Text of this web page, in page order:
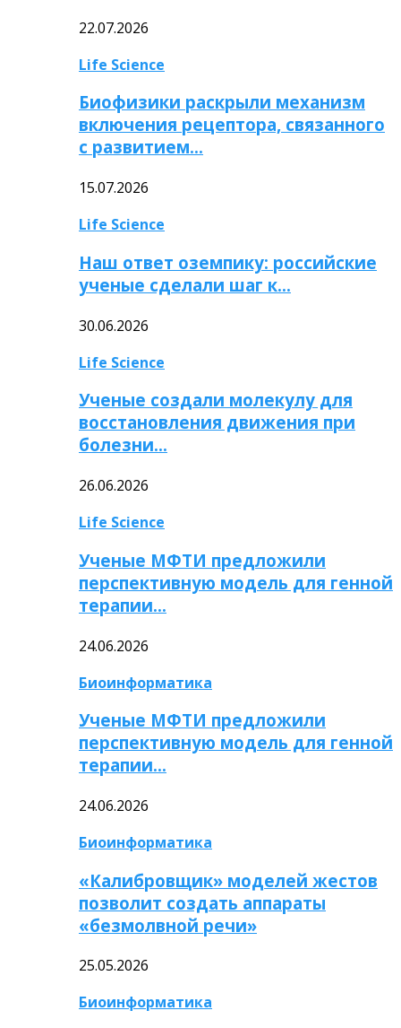
22.07.2026
Life Science
Биофизики раскрыли механизм
включения рецептора, связанного
с развитием…
15.07.2026
Life Science
Наш ответ оземпику: российские
ученые сделали шаг к…
30.06.2026
Life Science
Ученые создали молекулу для
восстановления движения при
болезни…
26.06.2026
Life Science
Ученые МФТИ предложили
перспективную модель для генной
терапии…
24.06.2026
Биоинформатика
Ученые МФТИ предложили
перспективную модель для генной
терапии…
24.06.2026
Биоинформатика
«Калибровщик» моделей жестов
позволит создать аппараты
«безмолвной речи»
25.05.2026
Биоинформатика